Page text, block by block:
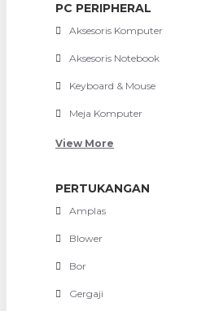
PC PERIPHERAL
Aksesoris Komputer
Aksesoris Notebook
Keyboard & Mouse
Meja Komputer
View More
PERTUKANGAN
Amplas
Blower
Bor
Gergaji